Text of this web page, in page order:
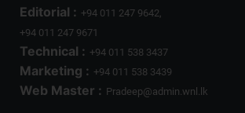
Editorial : +94 011 247 9642,
+94 011 247 9671
Technical : +94 011 538 3437
Marketing : +94 011 538 3439
Web Master : Pradeep@admin.wnl.lk